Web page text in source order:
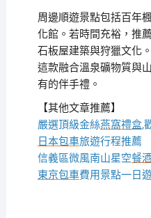
周邊順遊景點包括百年
化館。若時間充裕，推
石板屋建築與狩獵文化
這款融合溫泉礦物質與
有的伴手禮。
【其他文章推薦】
嚴選頂級金絲燕窩禮盒,
日本包車旅遊行程推薦
信義區微風南山星空餐
東京包車費用景點一日